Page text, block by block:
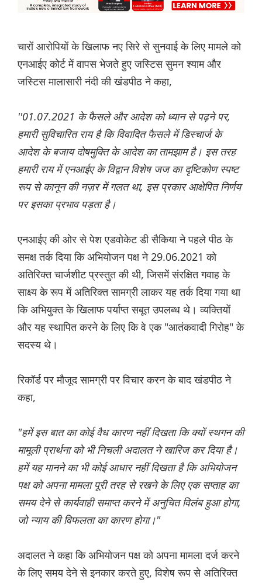
चारों आरोपियों के खिलाफ नए सिरे से सुनवाई के लिए मामले को
एनआईए कोर्ट में वापस भेजते हुए जस्टिस सुमन श्याम और
जस्टिस मालासारी नंदी की खंडपीठ ने कहा,
''01.07.2021 के फैसले और आदेश को ध्यान से पढ़ने पर,
हमारी सुविचारित राय है कि विवादित फैसले में डिस्चार्ज के
आदेश के बजाय दोषमुक्ति के आदेश का तामझाम है। इस तरह
हमारी राय में एनआईए के विद्वान विशेष जज का दृष्टिकोण स्पष्ट
रूप से कानून की नज़र में गलत था, इस प्रकार आक्षेपित निर्णय
पर इसका प्रभाव पड़ता है।
एनआईए की ओर से पेश एडवोकेट डी सैकिया ने पहले पीठ के
समक्ष तर्क दिया कि अभियोजन पक्ष ने 29.06.2021 को
अतिरिक्त चार्जशीट प्रस्तुत की थी, जिसमें संरक्षित गवाह के
साक्ष्य के रूप में अतिरिक्त सामग्री लाकर यह तर्क दिया गया था
कि अभियुक्त के खिलाफ पर्याप्त सबूत उपलब्ध थे। व्यक्तियों
और यह स्थापित करने के लिए कि वे एक "आतंकवादी गिरोह" के
सदस्य थे।
रिकॉर्ड पर मौजूद सामग्री पर विचार करन के बाद खंडपीठ ने
कहा,
"हमें इस बात का कोई वैध कारण नहीं दिखता कि क्यों स्थगन की
मामूली प्रार्थना को भी निचली अदालत ने खारिज कर दिया है।
हमें यह मानने का भी कोई आधार नहीं दिखता है कि अभियोजन
पक्ष को अपना मामला पूरी तरह से रखने के लिए एक सप्ताह का
समय देने से कार्यवाही समाप्त करने में अनुचित विलंब हुआ होगा,
जो न्याय की विफलता का कारण होगा।"
अदालत ने कहा कि अभियोजन पक्ष को अपना मामला दर्ज करने
के लिए समय देने से इनकार करते हुए, विशेष रूप से अतिरिक्त